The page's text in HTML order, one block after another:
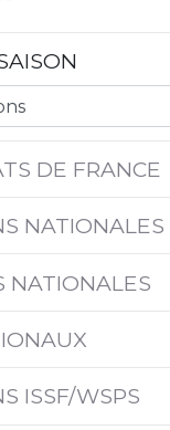
DE FRANCE
NATIONALES
NATIONALES
ISSF/WSPS